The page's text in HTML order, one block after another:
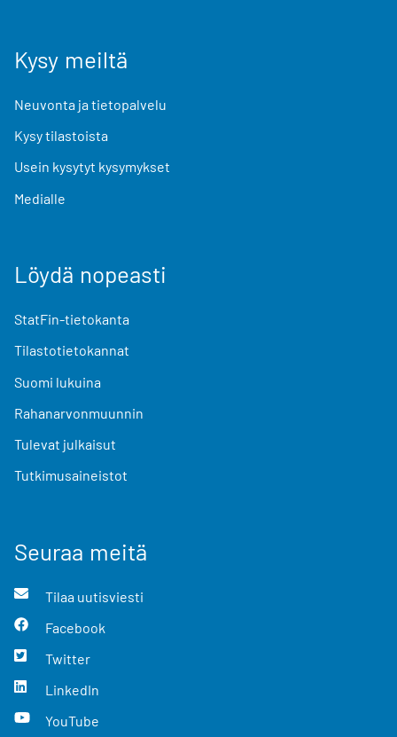
Kysy meiltä
Neuvonta ja tietopalvelu
Kysy tilastoista
Usein kysytyt kysymykset
Medialle
Löydä nopeasti
StatFin-tietokanta
Tilastotietokannat
Suomi lukuina
Rahanarvonmuunnin
Tulevat julkaisut
Tutkimusaineistot
Seuraa meitä
Tilaa uutisviesti
Facebook
Twitter
LinkedIn
YouTube